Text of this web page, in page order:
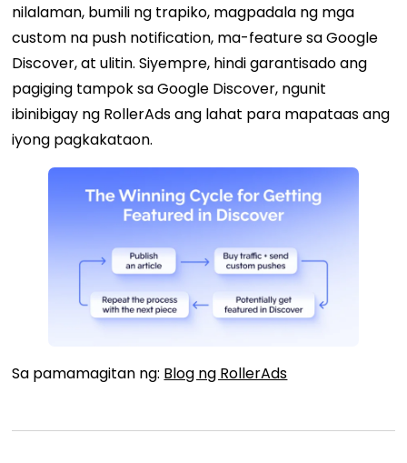
nilalaman, bumili ng trapiko, magpadala ng mga
custom na push notification, ma-feature sa Google
Discover, at ulitin. Siyempre, hindi garantisado ang
pagiging tampok sa Google Discover, ngunit
ibinibigay ng RollerAds ang lahat para mapataas ang
iyong pagkakataon.
Sa pamamagitan ng: Blog ng RollerAds